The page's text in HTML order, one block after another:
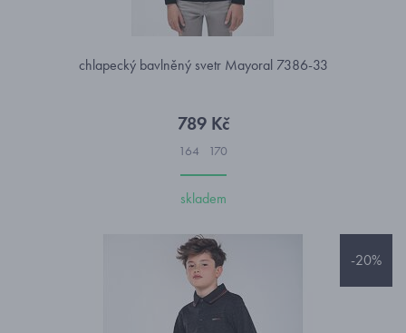
chlapecký bavlněný svetr Mayoral 7386-33
789 Kč
164 170
skladem
-20%